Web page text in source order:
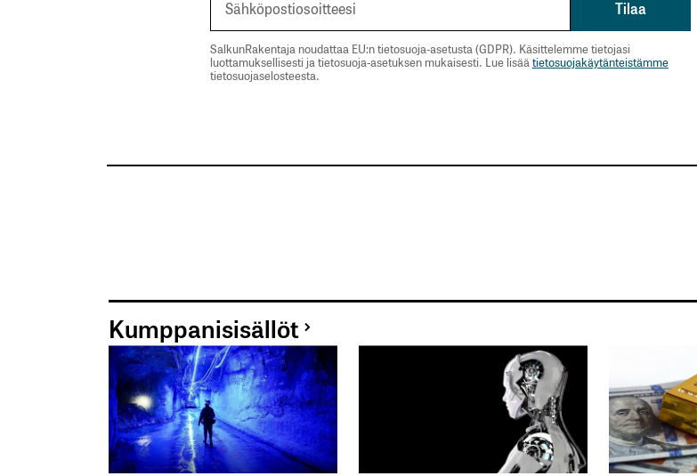
SalkunRakentaja noudattaa EU:n tietosuoja-asetusta (GDPR). Käsittelemme tietojasi
luottamuksellisesti ja tietosuoja-asetuksen mukaisesti. Lue lisäätietosuojakäytänteistämme
tietosuojaselosteesta.
Kumppanisisällöt